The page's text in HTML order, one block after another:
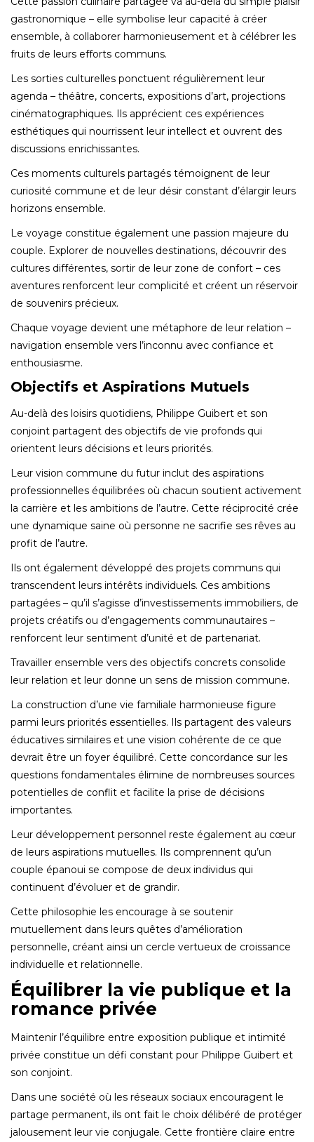
gastronomique – elle symbolise leur capacité à créer
ensemble, à collaborer harmonieusement et à célébrer les
fruits de leurs efforts communs.
Les sorties culturelles ponctuent régulièrement leur
agenda – théâtre, concerts, expositions d’art, projections
cinématographiques. Ils apprécient ces expériences
esthétiques qui nourrissent leur intellect et ouvrent des
discussions enrichissantes.
Ces moments culturels partagés témoignent de leur
curiosité commune et de leur désir constant d’élargir leurs
horizons ensemble.
Le voyage constitue également une passion majeure du
couple. Explorer de nouvelles destinations, découvrir des
cultures différentes, sortir de leur zone de confort – ces
aventures renforcent leur complicité et créent un réservoir
de souvenirs précieux.
Chaque voyage devient une métaphore de leur relation –
navigation ensemble vers l’inconnu avec confiance et
enthousiasme.
Objectifs et Aspirations Mutuels
Au-delà des loisirs quotidiens, Philippe Guibert et son
conjoint partagent des objectifs de vie profonds qui
orientent leurs décisions et leurs priorités.
Leur vision commune du futur inclut des aspirations
professionnelles équilibrées où chacun soutient activement
la carrière et les ambitions de l’autre. Cette réciprocité crée
une dynamique saine où personne ne sacrifie ses rêves au
profit de l’autre.
Ils ont également développé des projets communs qui
transcendent leurs intérêts individuels. Ces ambitions
partagées – qu’il s’agisse d’investissements immobiliers, de
projets créatifs ou d’engagements communautaires –
renforcent leur sentiment d’unité et de partenariat.
Travailler ensemble vers des objectifs concrets consolide
leur relation et leur donne un sens de mission commune.
La construction d’une vie familiale harmonieuse figure
parmi leurs priorités essentielles. Ils partagent des valeurs
éducatives similaires et une vision cohérente de ce que
devrait être un foyer équilibré. Cette concordance sur les
questions fondamentales élimine de nombreuses sources
potentielles de conflit et facilite la prise de décisions
importantes.
Leur développement personnel reste également au cœur
de leurs aspirations mutuelles. Ils comprennent qu’un
couple épanoui se compose de deux individus qui
continuent d’évoluer et de grandir.
Cette philosophie les encourage à se soutenir
mutuellement dans leurs quêtes d’amélioration
personnelle, créant ainsi un cercle vertueux de croissance
individuelle et relationnelle.
Équilibrer la vie publique et la
romance privée
Maintenir l’équilibre entre exposition publique et intimité
privée constitue un défi constant pour Philippe Guibert et
son conjoint.
Dans une société où les réseaux sociaux encouragent le
partage permanent, ils ont fait le choix délibéré de protéger
jalousement leur vie conjugale. Cette frontière claire entre